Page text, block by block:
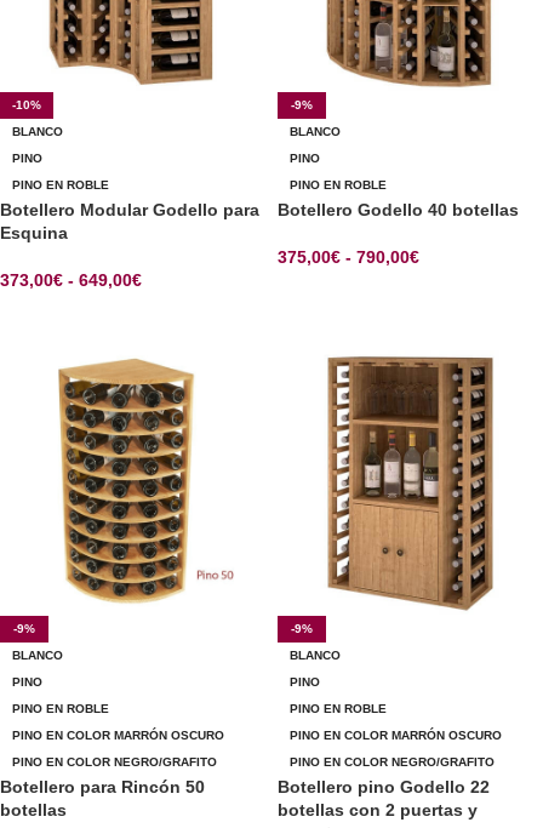
-10%
BLANCO
PINO
PINO EN ROBLE
Botellero Modular Godello para
Esquina
373,00€ - 649,00€
-9%
BLANCO
PINO
PINO EN ROBLE
Botellero Godello 40 botellas
375,00€ - 790,00€
-9%
BLANCO
PINO
PINO EN ROBLE
PINO EN COLOR MARRÓN OSCURO
PINO EN COLOR NEGRO/GRAFITO
Botellero para Rincón 50
botellas
-9%
BLANCO
PINO
PINO EN ROBLE
PINO EN COLOR MARRÓN OSCURO
PINO EN COLOR NEGRO/GRAFITO
Botellero pino Godello 22
botellas con 2 puertas y